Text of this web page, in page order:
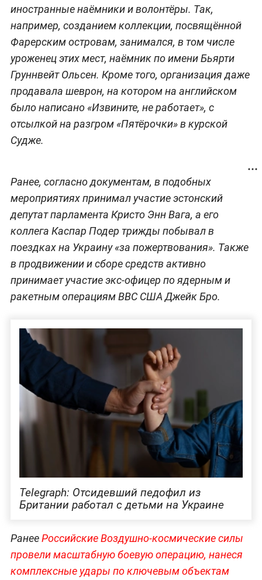
иностранные наёмники и волонтёры. Так,
например, созданием коллекции, посвящённой
Фарерским островам, занимался, в том числе
уроженец этих мест, наёмник по имени Бьярти
Груннвейт Ольсен. Кроме того, организация даже
продавала шеврон, на котором на английском
было написано «Извините, не работает», с
отсылкой на разгром «Пятёрочки» в курской
Судже.
Ранее, согласно документам, в подобных
мероприятиях принимал участие эстонский
депутат парламента Кристо Энн Вага, а его
коллега Каспар Подер трижды побывал в
поездках на Украину «за пожертвования». Также
в продвижении и сборе средств активно
принимает участие экс-офицер по ядерным и
ракетным операциям ВВС США Джейк Бро.
Telegraph: Отсидевший педофил из
Британии работал с детьми на Украине
РанееРоссийские Воздушно-космические силы
провели масштабную боевую операцию, нанеся
комплексные удары по ключевым объектам